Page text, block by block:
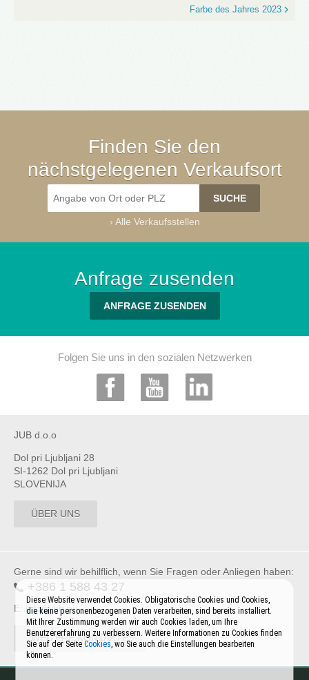
Farbe des Jahres 2023
Finden Sie den
nächstgelegenen Verkaufsort
› Alle Verkaufsstellen
Anfrage zusenden
ANFRAGE ZUSENDEN
Folgen Sie uns in den sozialen Netzwerken
JUB d.o.o
Dol pri Ljubljani 28
SI-1262 Dol pri Ljubljani
SLOVENIJA
ÜBER UNS
Gerne sind wir behilflich, wenn Sie Fragen oder Anliegen haben:
+386 1 588 43 27
E: info@jub.eu
WEITERE KONTAKTE
Diese Website verwendet Cookies. Obligatorische Cookies und Cookies,
die keine personenbezogenen Daten verarbeiten, sind bereits installiert.
Mit Ihrer Zustimmung werden wir auch Cookies laden, um Ihre
Benutzererfahrung zu verbessern. Weitere Informationen zu Cookies finden
Sie auf der SeiteCookies, wo Sie auch die Einstellungen bearbeiten
können.